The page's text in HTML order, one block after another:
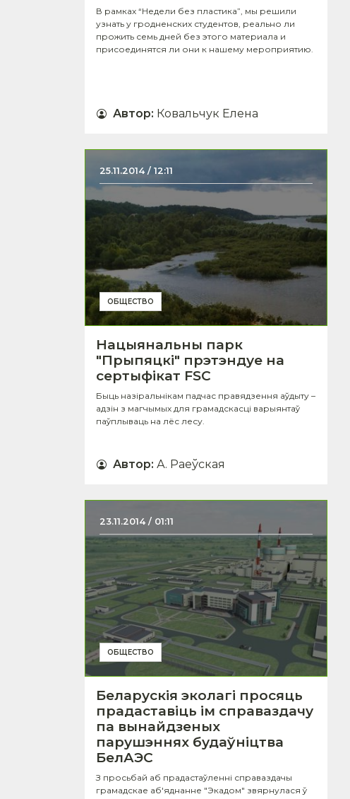
В рамках “Недели без пластика”, мы решили
узнать у гродненских студентов, реально ли
прожить семь дней без этого материала и
присоединятся ли они к нашему мероприятию.
Автор: Ковальчук Елена
25.11.2014 / 12:11
ОБЩЕСТВО
Нацыянальны парк
"Прыпяцкі" прэтэндуе на
сертыфікат FSC
Быць назіральнікам падчас правядзення аўдыту –
адзін з магчымых для грамадскасці варыянтаў
паўплываць на лёс лесу.
Автор: А. Раеўская
23.11.2014 / 01:11
ОБЩЕСТВО
Беларускія эколагі просяць
прадаставіць ім справаздачу
па вынайдзеных
парушэннях будаўніцтва
БелАЭС
З просьбай аб прадастаўленні справаздачы
грамадскае аб'яднанне "Экадом" звярнулася ў